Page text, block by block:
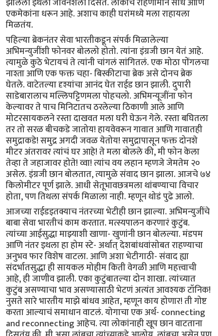
एकमेकांना धरून आहे. अशाच काही घरांमध्ये मला राहायला
मिळतंय.
पहिल्या ब्रेकनंतर सेवा भारतीकडून संपर्क मिळालेल्या
अभिमन्युजींशी फोनवर बोललो होतो. त्यांना इंग्रजी छान येतं आहे.
त्यामुळे कुठे भेटायचं ते त्यांनी चांगलं सांगितलं. एक मोठा पोंगलचा
नाश्ता आणि एक फक्त चहा- बिस्कीटाचा ब्रेक असे दोनच ब्रेक
घेतले. वाटेतल्या दृश्यांचा आनंद घेत राईड छान झाली. दुपारी
साडेबारालाच मल्लिपट्टिणमला पोहचलो. अभिमन्यूजींना फोन
केल्यावर ते पाच मिनिटातच ठरलेल्या ठिकाणी आले आणि
मोटरसायकलने रस्ता दाखवत मला घरी घेऊन गेले. रस्ता बघितला
तर तो सरळ बीचकडे जातोय! हायवेवरून गावात आणि गावातही
समुद्राकडे! समुद्र अगदी जवळ येतोय! समुद्रापासून फक्त दोनशे
मीटर अंतरावर त्यांचं घर आहे! ते मला बोलले की, मी फोन केला
तेव्हा ते जहाजावर होते! व्वा! त्यांच वय लहान म्हणजे जेमतेम २०
असेल. इंग्रजी छान बोलतात, त्यामुळे संवाद छान झाला. आजचे ७४
किलोमीटर पूर्ण झाले. आधी सेतूभावछत्रमला थांबण्याचा विचार
होता, पण तिथला संपर्क मिळाला नाही. म्हणून थोडं पुढे आलो.
आजच्या राईडइतक्याच नंतरच्या भेटीही छान झाल्या. अभिमन्युजींचे
बाबा सेवा भारतीचं काम करतात. मत्स्यपालन करणारं कुटुंब.
त्यांच्या आईसुद्धा माझ्याशी खाणा- खुणांनी छान बोलल्या. मंडपम
आणि नंतर इथला हा होम स्टे- अर्थात् देशबांधवांसोबत राहण्याचा
अनुभव फार विशेष वाटला. आणि अशा भेटीगाठी- संवाद ह्या
संदर्भातसुद्धा ही सायकल मोहीम किती वेगळी आणि महत्त्वाची
आहे, ही जाणीव झाली. एका कुटुंबातल्या दोन शाखा. त्यांच्यात
कुटुंब असण्याचा भाव असण्यासाठी भेटणं अत्यंत आवश्यक टॉनिक!
नुसते सारे भारतीय माझे बांधव आहेत, म्हणून काय होणार! ती गोष्ट
करता आल्याचं समाधान वाटलं. योगाचा एक अर्थ- connecting
and reconnecting आहेच. त्या लोकांनाही खूप छान वाटताना